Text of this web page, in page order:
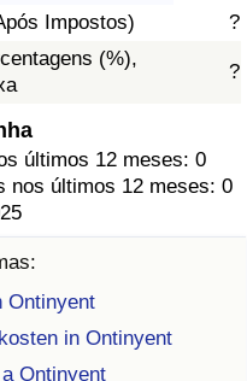
Impostos)
?
(%),
?
últimos 12 meses: 0
nos últimos 12 meses: 0
Ontinyent
in Ontinyent
Ontinyent